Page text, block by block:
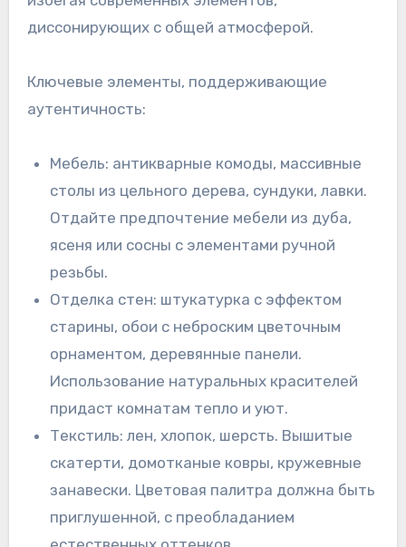
диссонирующих с общей атмосферой.
Ключевые элементы, поддерживающие
аутентичность:
Мебель: антикварные комоды, массивные
столы из цельного дерева, сундуки, лавки.
Отдайте предпочтение мебели из дуба,
ясеня или сосны с элементами ручной
резьбы.
Отделка стен: штукатурка с эффектом
старины, обои с неброским цветочным
орнаментом, деревянные панели.
Использование натуральных красителей
придаст комнатам тепло и уют.
Текстиль: лен, хлопок, шерсть. Вышитые
скатерти, домотканые ковры, кружевные
занавески. Цветовая палитра должна быть
приглушенной, с преобладанием